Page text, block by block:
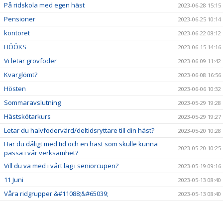
På ridskola med egen häst 2023-06-28 15:15
Pensioner 2023-06-25 10:14
kontoret 2023-06-22 08:12
HÖÖKS 2023-06-15 14:16
Vi letar grovfoder 2023-06-09 11:42
Kvarglömt? 2023-06-08 16:56
Hösten 2023-06-06 10:32
Sommaravslutning 2023-05-29 19:28
Hästskötarkurs 2023-05-29 19:27
Letar du halvfodervärd/deltidsryttare till din häst? 2023-05-20 10:28
Har du dåligt med tid och en häst som skulle kunna
passa i vår verksamhet?
2023-05-20 10:25
Vill du va med i vårt lag i seniorcupen? 2023-05-19 09:16
11 Juni 2023-05-13 08:40
Våra ridgrupper &#11088;&#65039; 2023-05-13 08:40